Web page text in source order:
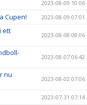
2023-08-09 10:06
Cupen! 2023-08-09 07:01
ett
2023-08-08 08:06
2023-08-07 06:42
nu
2023-08-02 07:06
2023-07-31 07:14